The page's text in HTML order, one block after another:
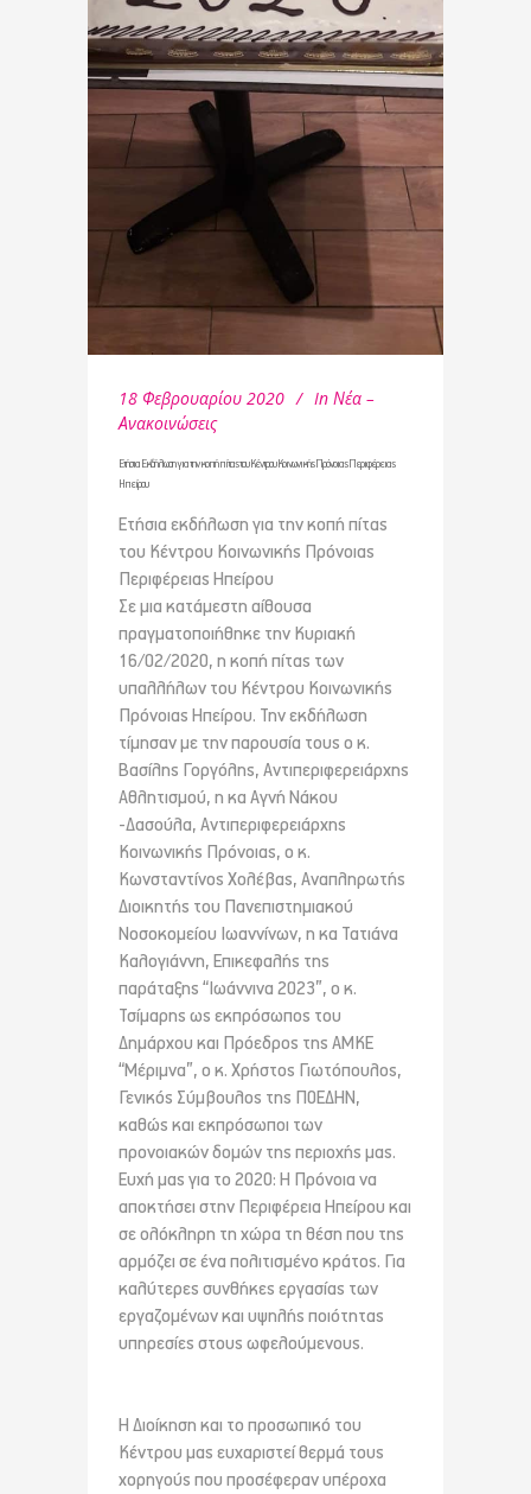
18 Φεβρουαρίου 2020 In Νέα –
Ανακοινώσεις
Ετήσια Εκδήλωση για την κοπή πίτας του Κέντρου Κοινωνικής Πρόνοιας Περιφέρειας
Ηπείρου
Ετήσια εκδήλωση για την κοπή πίτας
του Κέντρου Κοινωνικής Πρόνοιας
Περιφέρειας Ηπείρου
Σε μια κατάμεστη αίθουσα
πραγματοποιήθηκε την Κυριακή
16/02/2020, η κοπή πίτας των
υπαλλήλων του Κέντρου Κοινωνικής
Πρόνοιας Ηπείρου. Την εκδήλωση
τίμησαν με την παρουσία τους ο κ.
Βασίλης Γοργόλης, Αντιπεριφερειάρχης
Αθλητισμού, η κα Αγνή Νάκου
-Δασούλα, Αντιπεριφερειάρχης
Κοινωνικής Πρόνοιας, ο κ.
Κωνσταντίνος Χολέβας, Αναπληρωτής
Διοικητής του Πανεπιστημιακού
Νοσοκομείου Ιωαννίνων, η κα Τατιάνα
Καλογιάννη, Επικεφαλής της
παράταξης “Ιωάννινα 2023”, ο κ.
Τσίμαρης ως εκπρόσωπος του
Δημάρχου και Πρόεδρος της ΑΜΚΕ
“Μέριμνα”, ο κ. Χρήστος Γιωτόπουλος,
Γενικός Σύμβουλος της ΠΟΕΔΗΝ,
καθώς και εκπρόσωποι των
προνοιακών δομών της περιοχής μας.
Ευχή μας για το 2020: Η Πρόνοια να
αποκτήσει στην Περιφέρεια Ηπείρου και
σε ολόκληρη τη χώρα τη θέση που της
αρμόζει σε ένα πολιτισμένο κράτος. Για
καλύτερες συνθήκες εργασίας των
εργαζομένων και υψηλής ποιότητας
υπηρεσίες στους ωφελούμενους.
Η Διοίκηση και το προσωπικό του
Κέντρου μας ευχαριστεί θερμά τους
χορηγούς που προσέφεραν υπέροχα